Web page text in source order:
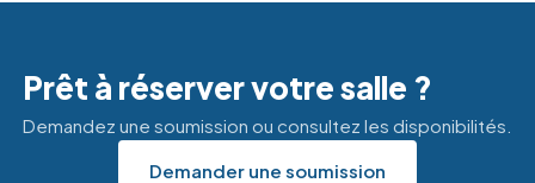
Prêt à réserver votre salle ?
Demandez une soumission ou consultez les disponibilités.
Demander une soumission